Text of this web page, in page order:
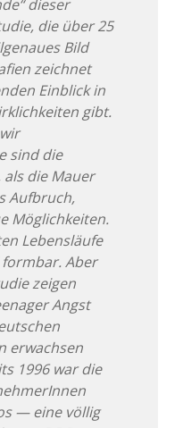
dieser
die über 25
Bild
zeichnet
Einblick in
gibt.
sind die
die Mauer
Aufbruch,
Möglichkeiten.
Lebensläufe
Aber
zeigen
Angst
erwachsen
1996 war die
— eine völlig